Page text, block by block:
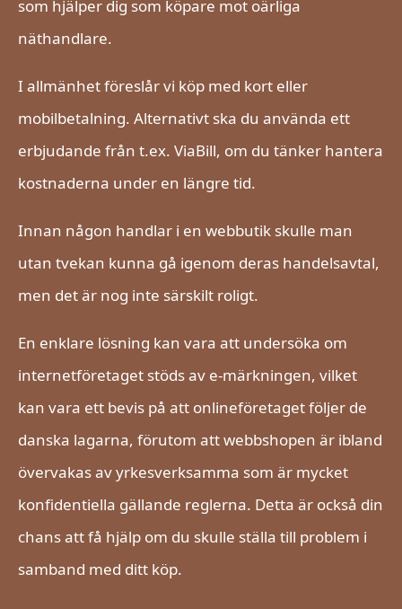
som hjälper dig som köpare mot oärliga
näthandlare.
I allmänhet föreslår vi köp med kort eller
mobilbetalning. Alternativt ska du använda ett
erbjudande från t.ex. ViaBill, om du tänker hantera
kostnaderna under en längre tid.
Innan någon handlar i en webbutik skulle man
utan tvekan kunna gå igenom deras handelsavtal,
men det är nog inte särskilt roligt.
En enklare lösning kan vara att undersöka om
internetföretaget stöds av e-märkningen, vilket
kan vara ett bevis på att onlineföretaget följer de
danska lagarna, förutom att webbshopen är ibland
övervakas av yrkesverksamma som är mycket
konfidentiella gällande reglerna. Detta är också din
chans att få hjälp om du skulle ställa till problem i
samband med ditt köp.